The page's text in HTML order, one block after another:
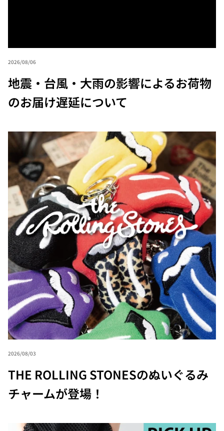
2026/08/06
地震・台風・大雨の影響によるお荷物
のお届け遅延について
2026/08/03
THE ROLLING STONESのぬいぐるみ
チャームが登場！